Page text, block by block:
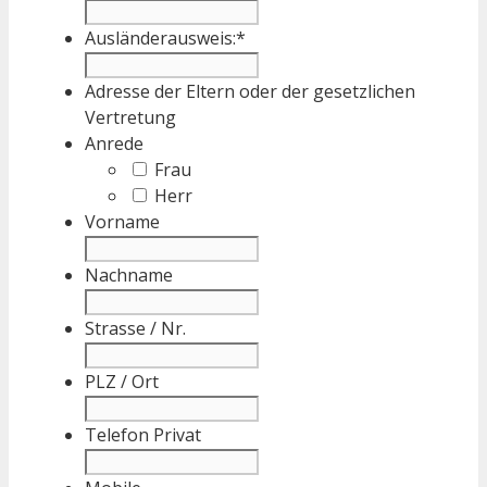
Ausländerausweis:*
Adresse der Eltern oder der gesetzlichen
Vertretung
Anrede
Frau
Herr
Vorname
Nachname
Strasse / Nr.
PLZ / Ort
Telefon Privat